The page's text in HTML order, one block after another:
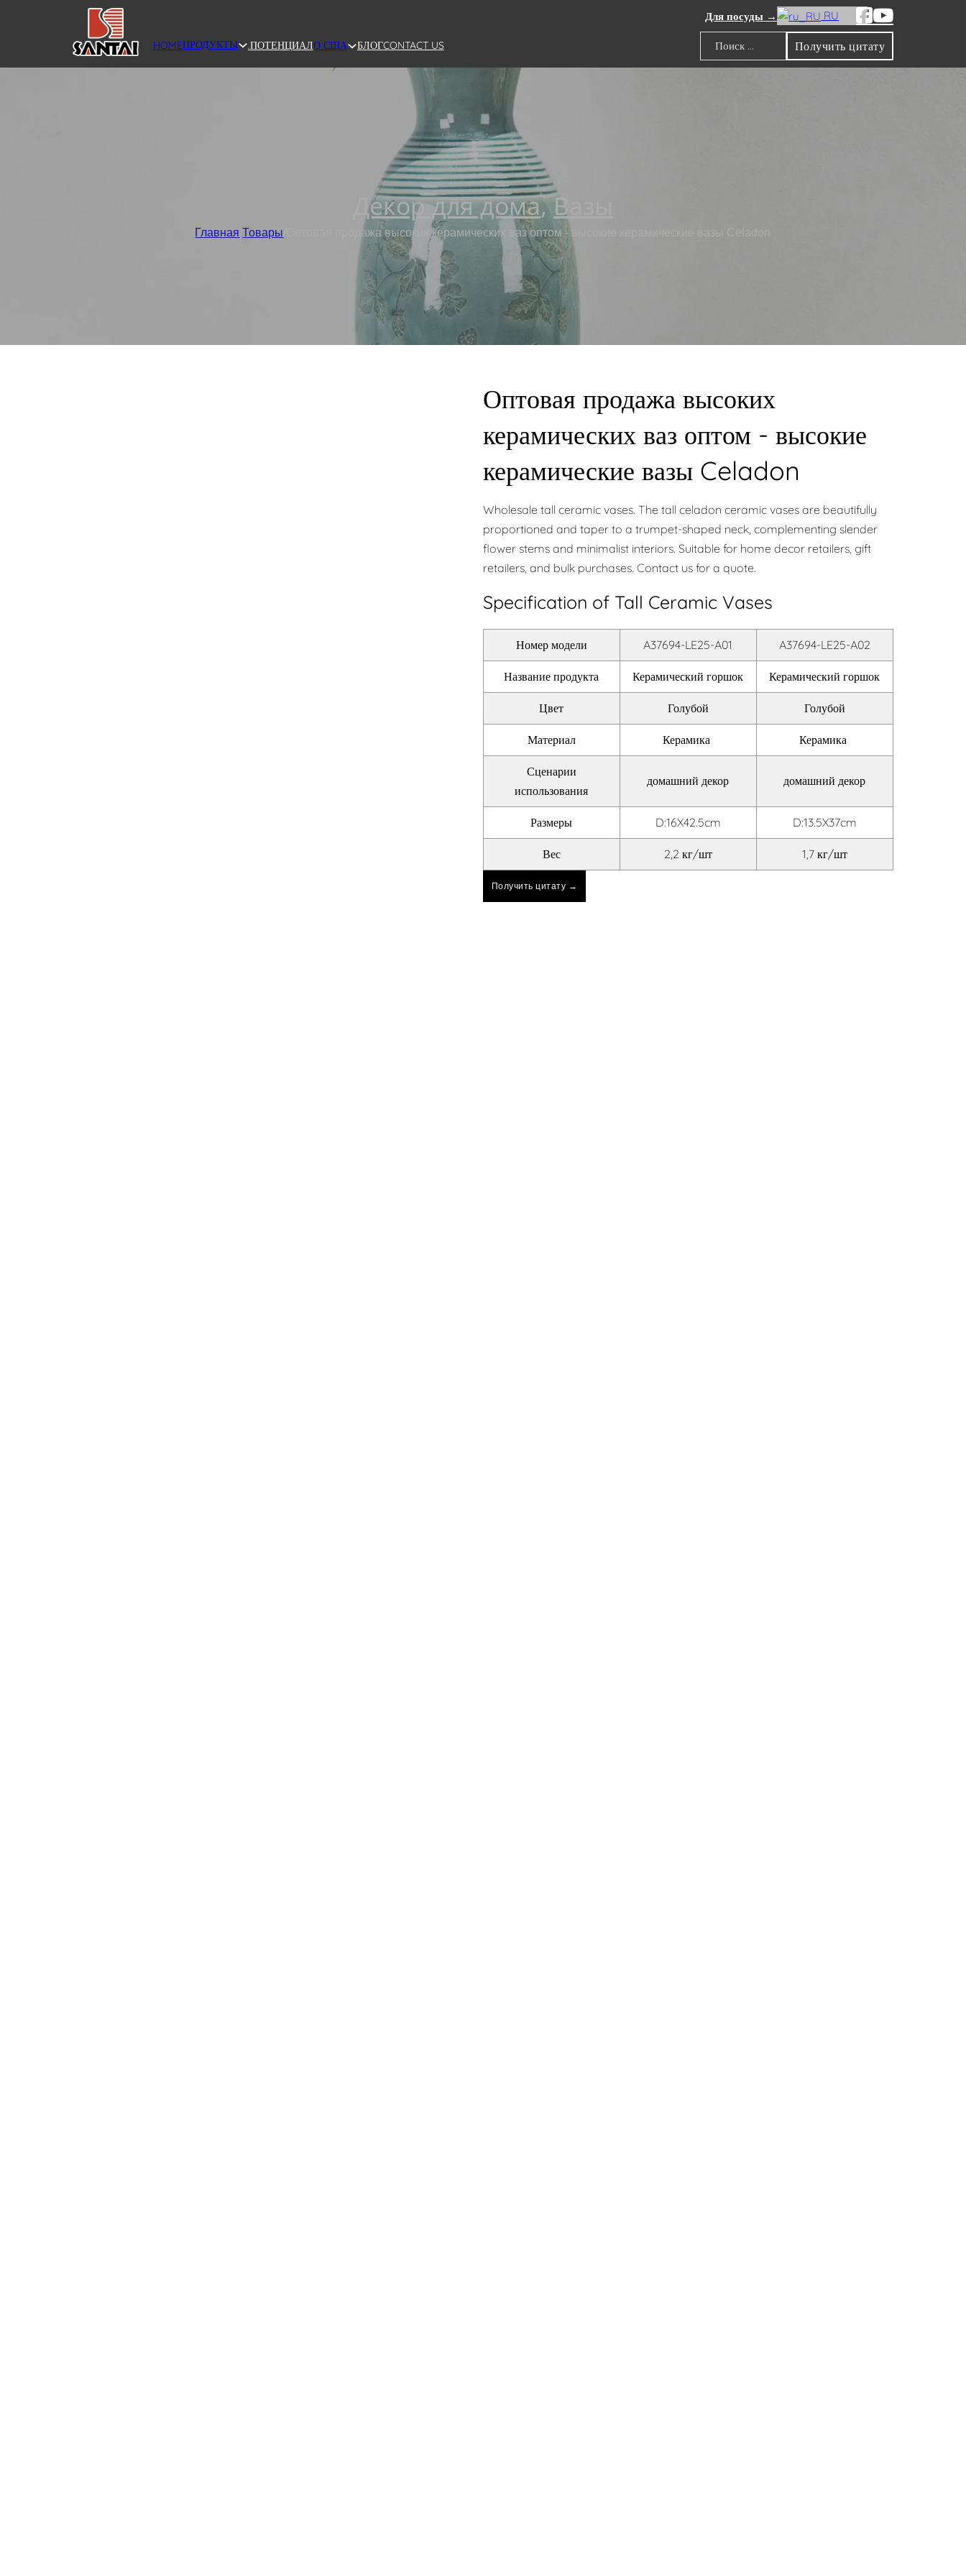
Для посуды → RU
HOMEПРОДУКТЫ .ПОТЕНЦИАЛО США БЛОГCONTACT US
Поиск
Получить цитату
Декор для дома,Вазы
Главная /Товары Оптовая продажа высоких керамических ваз оптом - высокие керамические вазы Celadon
Оптовая продажа высоких
керамических ваз оптом - высокие
керамические вазы Celadon
Wholesale tall ceramic vases. The tall celadon ceramic vases are beautifully
proportioned and taper to a trumpet-shaped neck, complementing slender
flower stems and minimalist interiors. Suitable for home decor retailers, gift
retailers, and bulk purchases. Contact us for a quote.
Specification of Tall Ceramic Vases
Номер модели A37694-LE25-A01 A37694-LE25-A02
Название продукта Керамический горшок Керамический горшок
Цвет Голубой Голубой
Материал Керамика Керамика
Сценарии
использования
домашний декор домашний декор
Размеры D:16X42.5cm D:13.5X37cm
Вес 2,2 кг/шт 1,7 кг/шт
Получить цитату →